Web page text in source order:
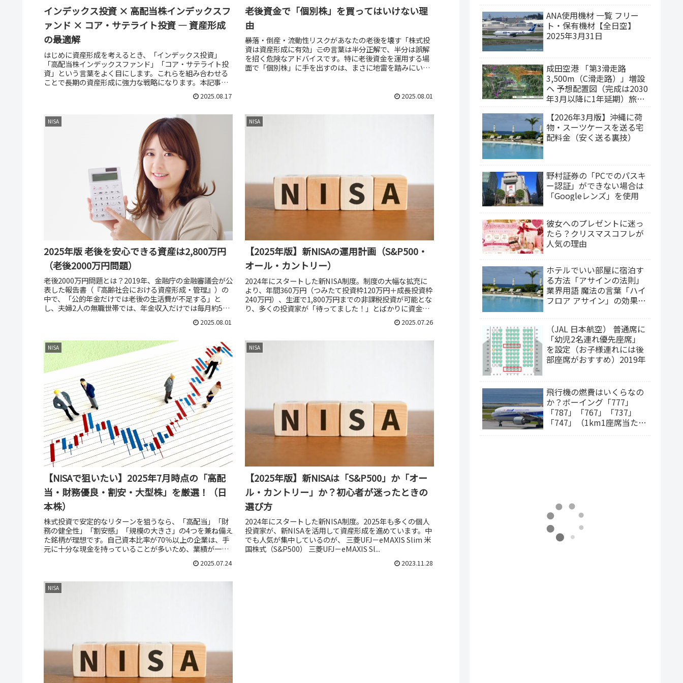
インデックス投資 × 高配当株インデックスフ
ァンド × コア・サテライト投資 ― 資産形成
の最適解
はじめに資産形成を考えるとき、「インデックス投資」
「高配当株インデックスファンド」「コア・サテライト投
資」という言葉をよく目にします。これらを組み合わせる
ことで長期の資産形成に強力な戦略になります。本記事で
2025.08.17
老後資金で「個別株」を買ってはいけない理
由
――暴落・倒産・流動性リスクがあなたの老後を壊す「株式投
資は資産形成に有効」――この言葉は半分正解で、半分は誤解
を招く危険なアドバイスです。特に老後資金を運用する場
面で「個別株」に手を出すのは、まさに地雷を踏みにいく
2025.08.01
NISA
2025年版 老後を安心できる資産は2,800万円
（老後2000万円問題）
老後2000万円問題とは？2019年、金融庁の金融審議会が公
表した報告書（『高齢社会における資産形成・管理』）の
中で、「公的年金だけでは老後の生活費が不足する」と
し、夫婦2人の無職世帯では、年金収入だけでは毎月約5万
2025.08.01
NISA
【2025年版】新NISAの運用計画（S&P500・
オール・カントリー）
2024年にスタートした新NISA制度。制度の大幅な拡充に
より、年間360万円（つみたて投資枠120万円＋成長投資枠
240万円）、生涯で1,800万円までの非課税投資が可能とな
り、多くの投資家が「待ってました！」とばかりに資金を
2025.07.26
NISA
【NISAで狙いたい】2025年7月時点の「高配
当・財務優良・割安・大型株」を厳選！（日
本株）
株式投資で安定的なリターンを狙うなら、「高配当」「財
務の健全性」「割安感」「規模の大きさ」の4つを兼ね備え
た銘柄が理想です。自己資本比率が70％以上の企業は、手
元に十分な現金を持っていることが多いため、業績が一時
2025.07.24
NISA
【2025年版】新NISAは「S&P500」か「オー
ル・カントリー」か？初心者が迷ったときの
選び方
2024年にスタートした新NISA制度。2025年も多くの個人
投資家が、新NISAを活用して資産形成を進めています。中
でも人気が集中しているのが、 三菱UFJ－eMAXIS Slim 米
国株式（S&P500） 三菱UFJ－eMAXIS Sl...
2023.11.28
NISA
ANA使用機材 一覧 フリー
ト・保有機材【全日空】
2025年3月31日
成田空港 「第3滑走路
3,500m（C滑走路）」増設
ヘ 予想配置図（完成は2030
年3月以降に1年延期）旅客
【2026年3月版】沖縄に荷
物・スーツケースを送る宅
配料金（安く送る裏技）
野村証券の「PCでのパスキ
ー認証」ができない場合は
「Googleレンズ」を使用
彼女へのプレゼントに迷っ
たら？クリスマスコフレが
人気の理由
ホテルでいい部屋に宿泊す
る方法「アサインの法則」
業界用語 魔法の言葉「ハイ
フロア アサイン」の効果
（JAL 日本航空） 普通席に
「幼児2名連れ優先座席」
を設定（お子様連れには後
部座席がおすすめ）2019年
飛行機の燃費はいくらなの
か？ボーイング「777」
「787」「767」「737」
「747」（1km1座席当たり